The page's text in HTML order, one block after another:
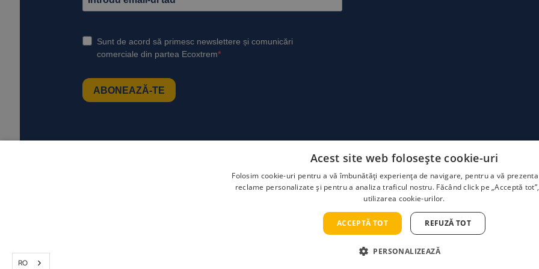
Politica de confidențialitate Termeni și condițiiPolitica cookies
Copyrights 2023 @ Ecoxtrem
RO
Acest site web folosește cookie-uri
Folosim cookie-uri pentru a vă îmbunătăți experiența de navigare, pentru a vă
reclame personalizate și pentru a analiza traficul nostru. Făcând click pe „Acceptă
utilizarea cookie-urilor.
ACCEPTĂ TOT REFUZĂ TOT
PERSONALIZEAZĂ